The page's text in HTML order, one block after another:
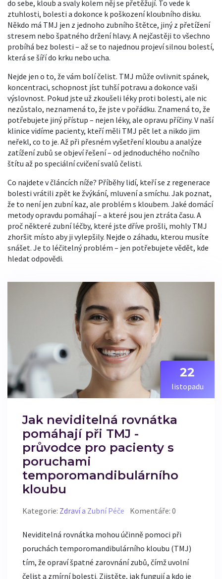
do sebe, kloub a svaly kolem něj se přetěžují. To vede k
ztuhlosti, bolesti a dokonce k poškození kloubního disku.
Někdo má TMJ jen z jednoho zubního štětce, jiný z přetížení
stresem nebo špatného držení hlavy. A nejčastěji to všechno
probíhá bez bolesti – až se to najednou projeví silnou bolestí,
která se šíří do krku nebo ucha.
Nejde jen o to, že vám bolí čelist. TMJ může ovlivnit spánek,
koncentraci, schopnost jíst tuhší potravu a dokonce vaši
výslovnost. Pokud jste už zkoušeli léky proti bolesti, ale nic
nezůstalo, neznamená to, že jste v pořádku. Znamená to, že
potřebujete jiný přístup – nejen léky, ale opravu příčiny. V naší
klinice vidíme pacienty, kteří měli TMJ pět let a nikdo jim
neřekl, co to je. Až při přesném vyšetření kloubu a analýze
zatížení zubů se objeví řešení – od jednoduchého nočního
štítu až po speciální cvičení svalů čelisti.
Co najdete v článcích níže? Příběhy lidí, kteří se z regenerace
bolesti vrátili zpět ke žvýkání, mluvení a smíchu. Jak poznat,
že to není jen zubní kaz, ale problém s kloubem. Jaké domácí
metody opravdu pomáhají – a které jsou jen ztráta času. A
proč některé zubní léčby, které jste dříve prošli, mohly TMJ
zhoršit místo aby ji vylepšily. Nejde o záhadu, kterou musíte
snášet. Je to léčitelný problém – jen potřebujete vědět, kde
hledat odpovědi.
22
listopadu
Jak neviditelná rovnátka
pomáhají při TMJ -
průvodce pro pacienty s
poruchami
temporomandibulárního
kloubu
Kategorie: Zdraví a Zubní Péče Komentáře: 0
Neviditelná rovnátka mohou účinně pomoci při
poruchách temporomandibulárního kloubu (TMJ)
tím, že opraví špatné zarovnání zubů, čímž uvolní
čelist a zmírní bolesti. Zjistěte, jak fungují a kdo je